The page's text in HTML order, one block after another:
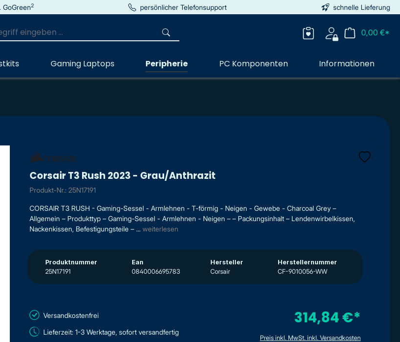
GoGreen2 persönlicher Telefonsupport schnelle Lieferung
0,00 €*
Gaming Laptops Peripherie PC Komponenten Informationen
Corsair T3 Rush 2023 - Grau/Anthrazit
Produkt-Nr.: 25N17191
CORSAIR T3 RUSH - Gaming-Sessel - Armlehnen - T-förmig - Neigen - Gewebe - Charcoal Grey –
Allgemein – Produkttyp – Gaming-Sessel - Armlehnen - Neigen – – Packungsinhalt – Lendenwirbelkissen,
Nackenkissen, Befestigungsteile – ... weiterlesen
Produktnummer
25N17191
Ean
0840006695783
Hersteller
Corsair
Herstellernummer
CF-9010056-WW
Versandkostenfrei
Lieferzeit: 1-3 Werktage, sofort versandfertig
314,84 €*
Preis inkl. MwSt. inkl. Versandkosten